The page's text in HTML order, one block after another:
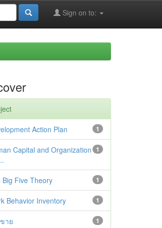
Sign on to:
1
Action Plan
1
Capital and Organization
1
Big Five Theory
1
Behavior Inventory
1
าย